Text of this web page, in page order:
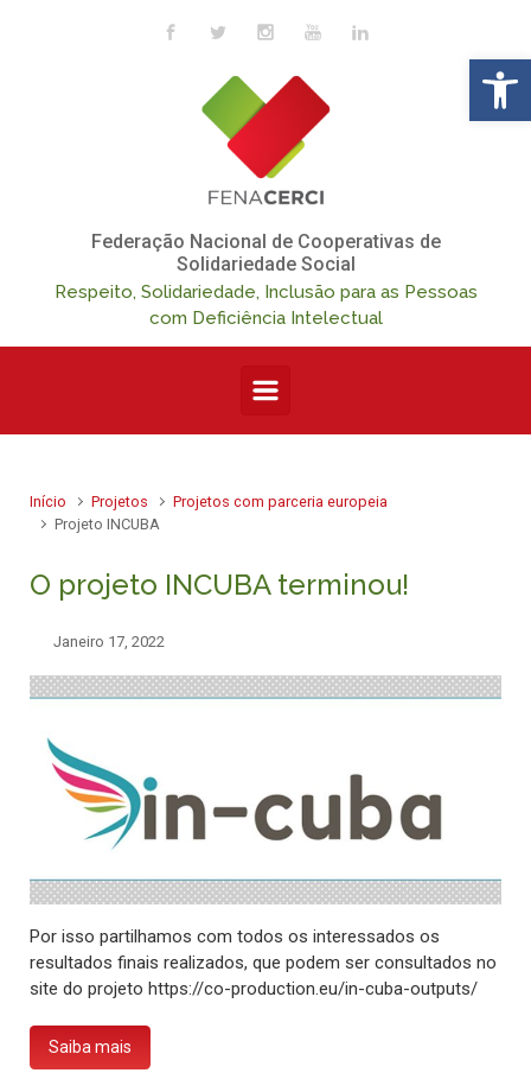
Skip to main content
Federação Nacional de Cooperativas de
Solidariedade Social
Respeito, Solidariedade, Inclusão para as Pessoas
com Deficiência Intelectual
Início Projetos
Projetos com parceria europeia
Projeto INCUBA
O projeto INCUBA terminou!
Janeiro 17, 2022
Por isso partilhamos com todos os interessados os
resultados finais realizados, que podem ser consultados no
site do projeto https://co-production.eu/in-cuba-outputs/
Saiba mais